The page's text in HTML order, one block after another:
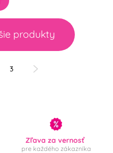
produkty
3
Zľava za vernosť
pre každého zákazníka